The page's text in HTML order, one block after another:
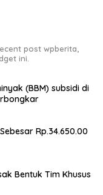
post wpberita,
ini.
(BBM) subsidi di
Rp.34.650.00
Bentuk Tim Khusus